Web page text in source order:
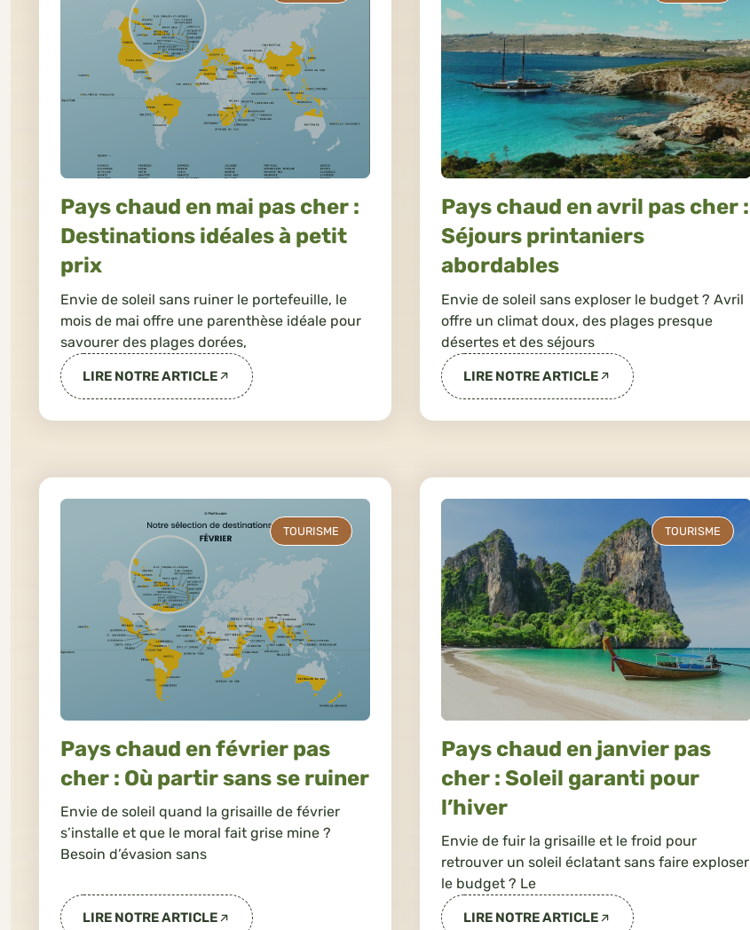
Pays chaud en mai pas cher :
Destinations idéales à petit
prix
Envie de soleil sans ruiner le portefeuille, le
mois de mai offre une parenthèse idéale pour
savourer des plages dorées,
LIRE NOTRE ARTICLE
Pays chaud en avril pas cher :
Séjours printaniers
abordables
Envie de soleil sans exploser le budget ? Avril
offre un climat doux, des plages presque
désertes et des séjours
LIRE NOTRE ARTICLE
TOURISME
Pays chaud en février pas
cher : Où partir sans se ruiner
Envie de soleil quand la grisaille de février
s’installe et que le moral fait grise mine ?
Besoin d’évasion sans
LIRE NOTRE ARTICLE
TOURISME
Pays chaud en janvier pas
cher : Soleil garanti pour
l’hiver
Envie de fuir la grisaille et le froid pour
retrouver un soleil éclatant sans faire exploser
le budget ? Le
LIRE NOTRE ARTICLE